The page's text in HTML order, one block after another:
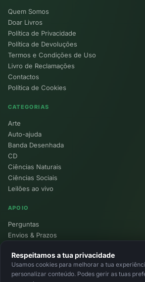
Quem Somos
Doar Livros
Política de Privacidade
Política de Devoluções
Termos e Condições de Uso
Livro de Reclamações
Contactos
Política de Cookies
CATEGORIAS
Arte
Auto-ajuda
Banda Desenhada
CD
Ciências Naturais
Ciências Sociais
Leilões ao vivo
APOIO
Perguntas
Envios & Prazos
Devoluções
Minha Conta
Respeitamos a tua privacidade
Usamos cookies para melhorar a tua
personalizar conteúdo. Podes gerir as tuas